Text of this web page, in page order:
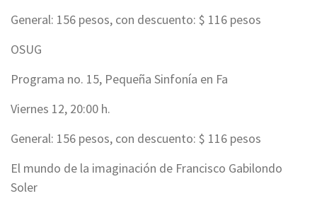
General: 156 pesos, con descuento: $ 116 pesos
OSUG
Programa no. 15, Pequeña Sinfonía en Fa
Viernes 12, 20:00 h.
General: 156 pesos, con descuento: $ 116 pesos
El mundo de la imaginación de Francisco Gabilondo
Soler